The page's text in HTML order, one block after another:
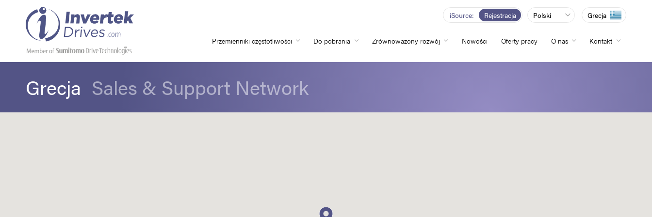
iSource Rejestracja Polski Grecja
Przemienniki częstotliwości Do pobrania Zrównoważony rozwój Nowości Oferty pracy O nas Kontakt
Grecja Sales & Support Network